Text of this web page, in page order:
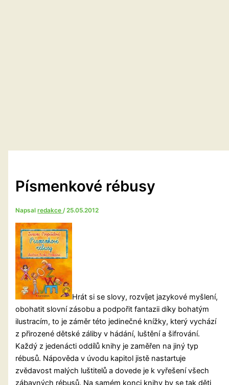
Písmenkové rébusy
Napsalredakce/25.05.2012
Hrát si se slovy, rozvíjet jazykové myšlení,
obohatit slovní zásobu a podpořit fantazii díky bohatým
ilustracím, to je záměr této jedinečné knížky, který vychází
z přirozené dětské záliby v hádání, luštění a šifrování.
Každý z jedenácti oddílů knihy je zaměřen na jiný typ
rébusů. Nápověda v úvodu kapitol jistě nastartuje
zvědavost malých luštitelů a dovede je k vyřešení všech
zábavných rébusů. Na samém konci knihy by se tak děti